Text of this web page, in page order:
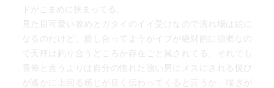
ドがこまめに挟まってる。
見た目可愛い攻めとガタイのイイ受けなので濡れ場は絵に
なるのだけど、愛し合ってようがイブが絶対的に強者なの
で天秤は釣り合うどころか存在ごと滅されてる。それでも
畏怖と言うよりは自分の惚れた強い男にメスにされる悦び
が遙かに上回る感じが良く伝わってくると言うか、喘ぎが